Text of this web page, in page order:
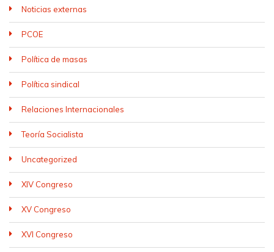
Noticias externas
PCOE
Política de masas
Política sindical
Relaciones Internacionales
Teoría Socialista
Uncategorized
XIV Congreso
XV Congreso
XVI Congreso